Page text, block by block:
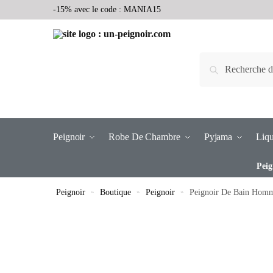
-15% avec le code : MANIA15
Recherche
Peignoir Robe De Chambre Pyjama
Peignoir » Boutique » Peignoir » Peignoir De Bain